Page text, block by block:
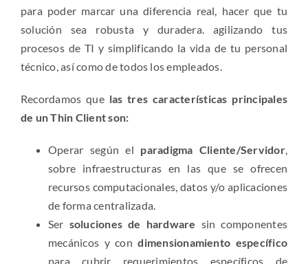
para poder marcar una diferencia real, hacer que tu
solución sea robusta y duradera. agilizando tus
procesos de TI y simplificando la vida de tu personal
técnico, así como de todos los empleados.
Recordamos que las tres características principales
de un Thin Client son:
Operar según el paradigma Cliente/Servidor,
sobre infraestructuras en las que se ofrecen
recursos computacionales, datos y/o aplicaciones
de forma centralizada.
Ser soluciones de hardware sin componentes
mecánicos y condimensionamiento específico
para cubrir requerimientos específicos de